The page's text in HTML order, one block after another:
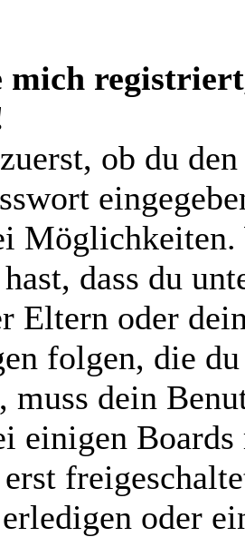
mich
ob du
hast, dass du
Eltern oder
folgen, die
muss dein
einigen Boards
oder